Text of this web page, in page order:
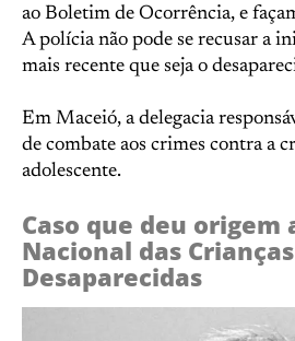
ao Boletim de Ocorrência, e
A polícia não pode se recusar a
mais recente que seja o
Em Maceió, a delegacia
de combate aos crimes contra a
adolescente.
Caso que deu origem
Nacional das Crianças
Desaparecidas